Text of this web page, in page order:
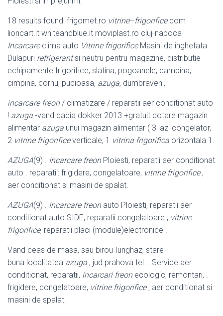
18 results found: frigomet.ro vitrine–frigorifice.com
lioncart.it whiteandblue.it moviplast.ro cluj-napoca
Incarcareclima auto Vitrine frigorificeMasini de inghetata
Dulapuri refrigerantsi neutru pentru magazine, distributie
echipamente frigorifice, slatina, pogoanele, campina,
cimpina, cornu, pucioasa, azuga, dumbraveni,
incarcare freon/ climatizare / reparatii aer conditionat auto
! azuga -vand dacia dokker 2013 +gratuit dotare magazin
alimentar azuga unui magazin alimentar ( 3 lazi congelator,
2 vitrine frigorificeverticale, 1 vitrina frigorifica orizontala 1.
AZUGA(9) . Incarcare freonPloiesti, reparatii aer conditionat
auto . reparatii: frigidere, congelatoare, vitrine frigorifice,
aer conditionat si masini de spalat.
AZUGA(9) . Incarcare freonauto Ploiesti, reparatii aer
conditionat auto SIDE, reparatii congelatoare , vitrine
frigorifice, reparatii placi (module)electronice .
Vand ceas de masa, sau birou Iunghaz, stare
buna.localitatea azuga , jud.prahova tel. . Service aer
conditionat, reparatii, incarcari freonecologic, remontari, .
frigidere, congelatoare, vitrine frigorifice, aer conditionat si
masini de spalat.